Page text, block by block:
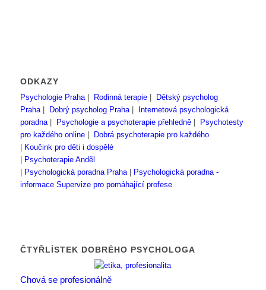
ODKAZY
Psychologie Praha| Rodinná terapie|
Dětský psycholog
Praha| Dobrý psycholog Praha|
Internetová psychologická
poradna| Psychologie a psychoterapie přehledně|
Psychotesty
pro každého online|
Dobrá psychoterapie pro každého
Koučink pro děti i dospělé
Psychoterapie Anděl
Psychologická poradna Praha|
Psychologická poradna -
informace Supervize pro pomáhající profese
ČTYŘLÍSTEK DOBRÉHO PSYCHOLOGA
Chová se profesionálně